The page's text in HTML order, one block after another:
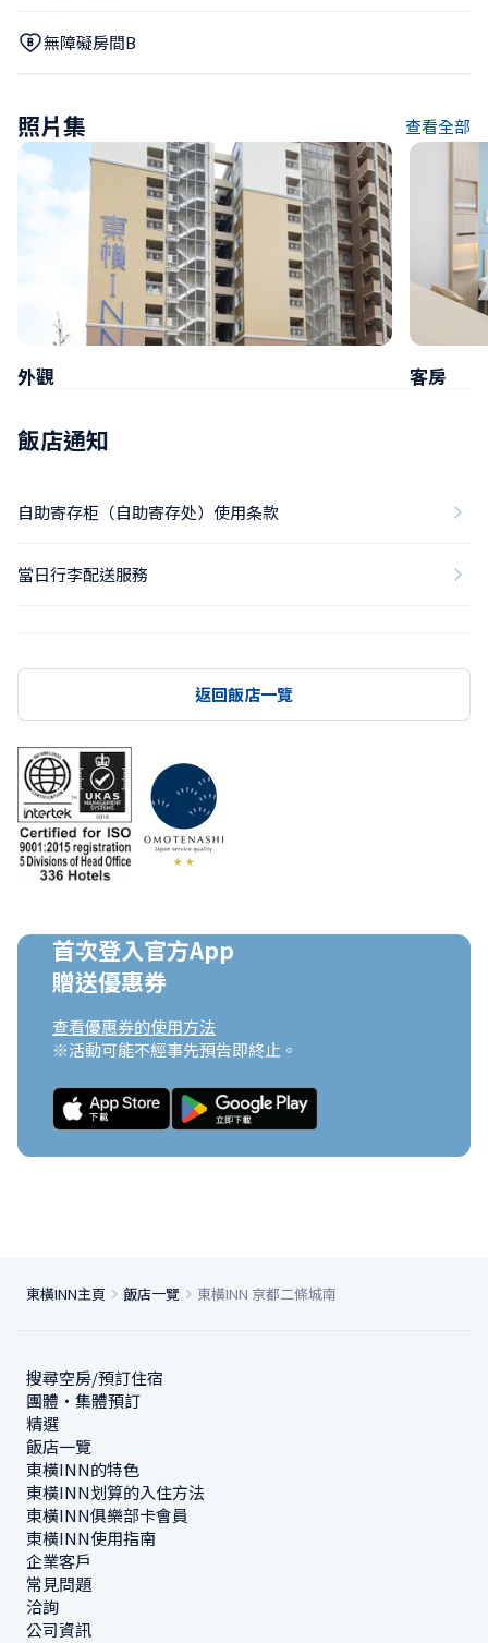
無障礙房間B
照片集 查看全部
外觀 客房
飯店通知
自助寄存柜（自助寄存处）使用条款
當日行李配送服務
返回飯店一覽
首次登入官方App
贈送優惠券
查看優惠券的使用方法
※活動可能不經事先預告即終止。
東橫INN主頁 飯店一覽 東橫INN 京都二條城南
搜尋空房/預訂住宿
團體・集體預訂
精選
飯店一覽
東橫INN的特色
東橫INN划算的入住方法
東橫INN俱樂部卡會員
東橫INN使用指南
企業客戶
常見問題
洽詢
公司資訊